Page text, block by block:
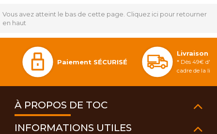
Vous avez atteint le bas de cette page. Cliquez ici pour retourner
en haut
Paiement SÉCURISÉ
Livraison
* Dès 49€
cadre de la
À PROPOS DE TOC
INFORMATIONS UTILES